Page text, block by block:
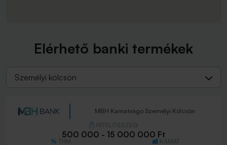
Elérhető banki termékek
Személyi kölcsön
MBH Kamatvágó Személyi Kölcsön
500 000 - 15 000 000 Ft